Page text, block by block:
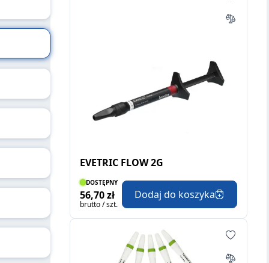
EVETRIC FLOW 2G
DOSTĘPNY
56,70 zł
brutto / szt.
Dodaj do koszyka